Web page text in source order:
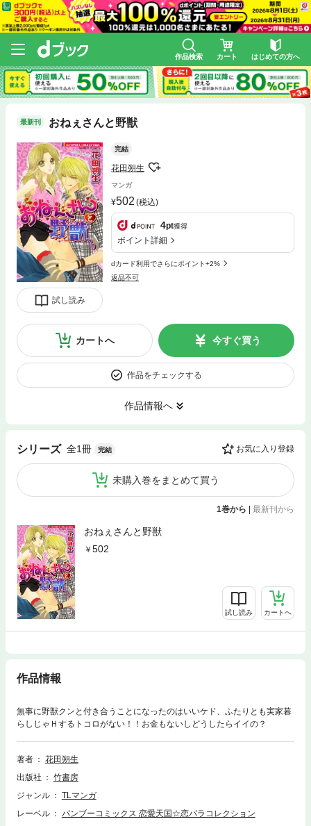
作品検索 カート はじめての方へ
最新刊 おねぇさんと野獣
試し読み
完結
花田朔生
マンガ
502 (税込)
4pt獲得
ポイント詳細
dカード利用でさらにポイント+2%
返品不可
カートへ 今すぐ買う
作品をチェックする
作品情報へ
シリーズ 全1冊 完結 お気に入り登録
未購入巻をまとめて買う
1巻から 最新刊から
おねぇさんと野獣
502
試し読み カートへ
作品情報
無事に野獣クンと付き合うことになったのはいいケド、ふたりとも実家暮
らしじゃＨするトコロがない！！お金もないしどうしたらイイの？
著者
花田朔生
出版社
竹書房
ジャンル
TLマンガ
レーベル
バンブーコミックス 恋愛天国☆恋パラコレクション